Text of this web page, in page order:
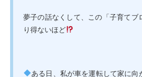
夢子の話なくして、この「子育てブ
り得ないほど
ある日、私が車を運転して家に向